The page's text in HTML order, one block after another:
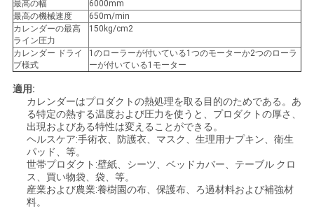
引
用
を
最高の幅
6000mm
最高の機械速度
650m/min
カレンダーの最高
ライン圧力
150kg/cm2
カレンダー ドライ
ブ様式
1のローラーが付いている1つのモーターか2つのローラ
ーが付いている1モーター
適用:
カレンダーはプロダクトの熱処理を取る目的のためである。あ
る特定の熱する温度および圧力を使うと、プロダクトの厚さ、
出現およびある特性は変えることができる。
ヘルスケア:手術衣、防護衣、マスク、生理用ナプキン、衛生
パッド、等。
世帯プロダクト:壁紙、シーツ、ベッドカバー、テーブル クロ
ス、買い物袋、袋、等。
産業および農業:養樹園の布、保護布、ろ過材料および補強材
料。